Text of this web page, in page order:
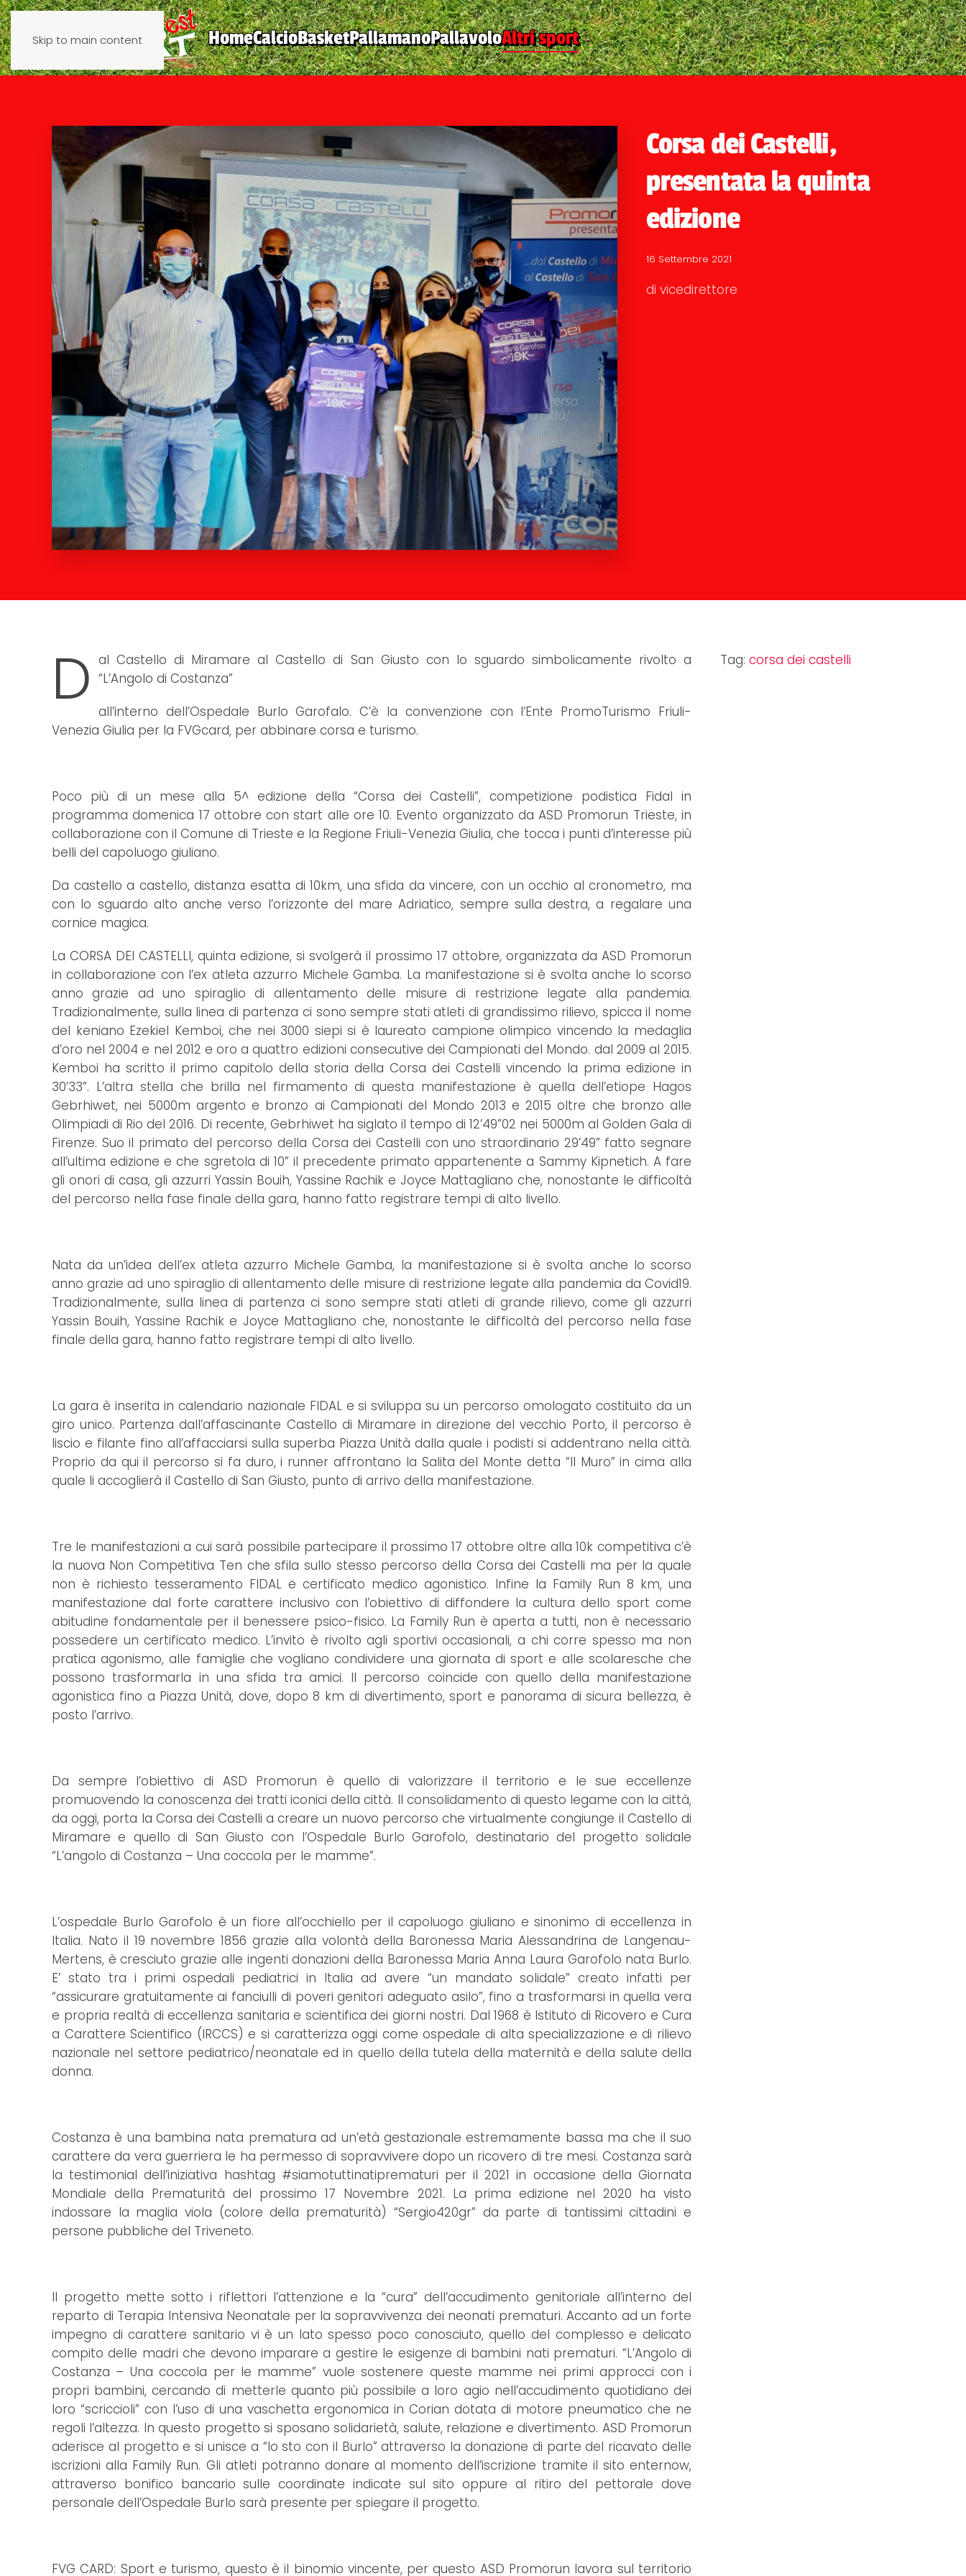
Skip to main content HomeCalcioBasketPallamanoPallavoloAltri sport
Corsa dei Castelli,
presentata la quinta
edizione
16 Settembre 2021
di vicedirettore
D al Castello di Miramare al Castello di San Giusto con lo sguardo simbolicamente rivolto a
“L’Angolo di Costanza”
all’interno dell’Ospedale Burlo Garofalo. C’è la convenzione con l’Ente PromoTurismo Friuli-
Venezia Giulia per la FVGcard, per abbinare corsa e turismo.
Poco più di un mese alla 5^ edizione della “Corsa dei Castelli”, competizione podistica Fidal in
programma domenica 17 ottobre con start alle ore 10. Evento organizzato da ASD Promorun Trieste, in
collaborazione con il Comune di Trieste e la Regione Friuli-Venezia Giulia, che tocca i punti d’interesse più
belli del capoluogo giuliano.
Da castello a castello, distanza esatta di 10km, una sfida da vincere, con un occhio al cronometro, ma
con lo sguardo alto anche verso l’orizzonte del mare Adriatico, sempre sulla destra, a regalare una
cornice magica.
La CORSA DEI CASTELLI, quinta edizione, si svolgerà il prossimo 17 ottobre, organizzata da ASD Promorun
in collaborazione con l’ex atleta azzurro Michele Gamba. La manifestazione si è svolta anche lo scorso
anno grazie ad uno spiraglio di allentamento delle misure di restrizione legate alla pandemia.
Tradizionalmente, sulla linea di partenza ci sono sempre stati atleti di grandissimo rilievo, spicca il nome
del keniano Ezekiel Kemboi, che nei 3000 siepi si è laureato campione olimpico vincendo la medaglia
d’oro nel 2004 e nel 2012 e oro a quattro edizioni consecutive dei Campionati del Mondo. dal 2009 al 2015.
Kemboi ha scritto il primo capitolo della storia della Corsa dei Castelli vincendo la prima edizione in
30’33”. L’altra stella che brilla nel firmamento di questa manifestazione è quella dell’etiope Hagos
Gebrhiwet, nei 5000m argento e bronzo ai Campionati del Mondo 2013 e 2015 oltre che bronzo alle
Olimpiadi di Rio del 2016. Di recente, Gebrhiwet ha siglato il tempo di 12’49”02 nei 5000m al Golden Gala di
Firenze. Suo il primato del percorso della Corsa dei Castelli con uno straordinario 29’49” fatto segnare
all’ultima edizione e che sgretola di 10” il precedente primato appartenente a Sammy Kipnetich. A fare
gli onori di casa, gli azzurri Yassin Bouih, Yassine Rachik e Joyce Mattagliano che, nonostante le difficoltà
del percorso nella fase finale della gara, hanno fatto registrare tempi di alto livello.
Nata da un’idea dell’ex atleta azzurro Michele Gamba, la manifestazione si è svolta anche lo scorso
anno grazie ad uno spiraglio di allentamento delle misure di restrizione legate alla pandemia da Covid19.
Tradizionalmente, sulla linea di partenza ci sono sempre stati atleti di grande rilievo, come gli azzurri
Yassin Bouih, Yassine Rachik e Joyce Mattagliano che, nonostante le difficoltà del percorso nella fase
finale della gara, hanno fatto registrare tempi di alto livello.
La gara è inserita in calendario nazionale FIDAL e si sviluppa su un percorso omologato costituito da un
giro unico. Partenza dall’affascinante Castello di Miramare in direzione del vecchio Porto, il percorso è
liscio e filante fino all’affacciarsi sulla superba Piazza Unità dalla quale i podisti si addentrano nella città.
Proprio da qui il percorso si fa duro, i runner affrontano la Salita del Monte detta “Il Muro” in cima alla
quale li accoglierà il Castello di San Giusto, punto di arrivo della manifestazione.
Tre le manifestazioni a cui sarà possibile partecipare il prossimo 17 ottobre oltre alla 10k competitiva c’è
la nuova Non Competitiva Ten che sfila sullo stesso percorso della Corsa dei Castelli ma per la quale
non è richiesto tesseramento FIDAL e certificato medico agonistico. Infine la Family Run 8 km, una
manifestazione dal forte carattere inclusivo con l’obiettivo di diffondere la cultura dello sport come
abitudine fondamentale per il benessere psico-fisico. La Family Run è aperta a tutti, non è necessario
possedere un certificato medico. L’invito è rivolto agli sportivi occasionali, a chi corre spesso ma non
pratica agonismo, alle famiglie che vogliano condividere una giornata di sport e alle scolaresche che
possono trasformarla in una sfida tra amici. Il percorso coincide con quello della manifestazione
agonistica fino a Piazza Unità, dove, dopo 8 km di divertimento, sport e panorama di sicura bellezza, è
posto l’arrivo.
Da sempre l’obiettivo di ASD Promorun è quello di valorizzare il territorio e le sue eccellenze
promuovendo la conoscenza dei tratti iconici della città. Il consolidamento di questo legame con la città,
da oggi, porta la Corsa dei Castelli a creare un nuovo percorso che virtualmente congiunge il Castello di
Miramare e quello di San Giusto con l’Ospedale Burlo Garofolo, destinatario del progetto solidale
“L’angolo di Costanza – Una coccola per le mamme”.
L’ospedale Burlo Garofolo è un fiore all’occhiello per il capoluogo giuliano e sinonimo di eccellenza in
Italia. Nato il 19 novembre 1856 grazie alla volontà della Baronessa Maria Alessandrina de Langenau-
Mertens, è cresciuto grazie alle ingenti donazioni della Baronessa Maria Anna Laura Garofolo nata Burlo.
E’ stato tra i primi ospedali pediatrici in Italia ad avere “un mandato solidale” creato infatti per
“assicurare gratuitamente ai fanciulli di poveri genitori adeguato asilo”, fino a trasformarsi in quella vera
e propria realtà di eccellenza sanitaria e scientifica dei giorni nostri. Dal 1968 è Istituto di Ricovero e Cura
a Carattere Scientifico (IRCCS) e si caratterizza oggi come ospedale di alta specializzazione e di rilievo
nazionale nel settore pediatrico/neonatale ed in quello della tutela della maternità e della salute della
donna.
Costanza è una bambina nata prematura ad un’età gestazionale estremamente bassa ma che il suo
carattere da vera guerriera le ha permesso di sopravvivere dopo un ricovero di tre mesi. Costanza sarà
la testimonial dell’iniziativa hashtag #siamotuttinatiprematuri per il 2021 in occasione della Giornata
Mondiale della Prematurità del prossimo 17 Novembre 2021. La prima edizione nel 2020 ha visto
indossare la maglia viola (colore della prematurità) “Sergio420gr” da parte di tantissimi cittadini e
persone pubbliche del Triveneto.
Il progetto mette sotto i riflettori l’attenzione e la “cura” dell’accudimento genitoriale all’interno del
reparto di Terapia Intensiva Neonatale per la sopravvivenza dei neonati prematuri. Accanto ad un forte
impegno di carattere sanitario vi è un lato spesso poco conosciuto, quello del complesso e delicato
compito delle madri che devono imparare a gestire le esigenze di bambini nati prematuri. “L’Angolo di
Costanza – Una coccola per le mamme” vuole sostenere queste mamme nei primi approcci con i
propri bambini, cercando di metterle quanto più possibile a loro agio nell’accudimento quotidiano dei
loro “scriccioli” con l’uso di una vaschetta ergonomica in Corian dotata di motore pneumatico che ne
regoli l’altezza. In questo progetto si sposano solidarietà, salute, relazione e divertimento. ASD Promorun
aderisce al progetto e si unisce a “Io sto con il Burlo” attraverso la donazione di parte del ricavato delle
iscrizioni alla Family Run. Gli atleti potranno donare al momento dell’iscrizione tramite il sito enternow,
attraverso bonifico bancario sulle coordinate indicate sul sito oppure al ritiro del pettorale dove
personale dell’Ospedale Burlo sarà presente per spiegare il progetto.
FVG CARD: Sport e turismo, questo è il binomio vincente, per questo ASD Promorun lavora sul territorio
Tag: corsa dei castelli